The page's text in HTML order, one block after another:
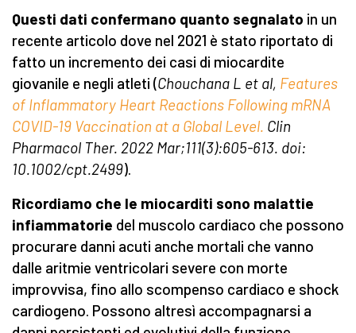
Questi dati confermano quanto segnalato in un
recente articolo dove nel 2021 è stato riportato di
fatto un incremento dei casi di miocardite
giovanile e negli atleti (Chouchana L et al, Features
of Inflammatory Heart Reactions Following mRNA
COVID-19 Vaccination at a Global Level. Clin
Pharmacol Ther. 2022 Mar;111(3):605-613. doi:
10.1002/cpt.2499).
Ricordiamo che le miocarditi sono malattie
infiammatorie del muscolo cardiaco che possono
procurare danni acuti anche mortali che vanno
dalle aritmie ventricolari severe con morte
improvvisa, fino allo scompenso cardiaco e shock
cardiogeno. Possono altresì accompagnarsi a